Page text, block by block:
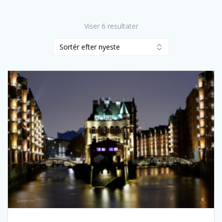
Viser 6 resultaterSorteret
seneste